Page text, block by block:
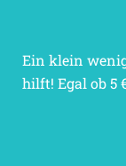
Ein klein
hilft! Egal ob 5